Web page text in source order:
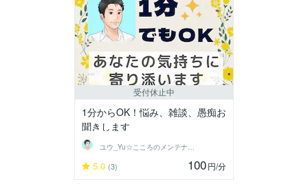
受付休止中
1分からOK！悩み、雑談、愚痴お
聞きします
ユウ_Yu☆こころのメンテナンスルーム
5.0 (3) 100円/分